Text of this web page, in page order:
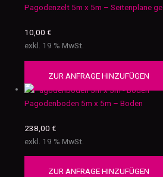
Pagodenzelt 5m x 5m – Seitenplane
10,00€
exkl. 19 % MwSt.
ZUR ANFRAGE HINZUFÜGEN
Pagodenboden 5m x 5m – Boden
238,00€
exkl. 19 % MwSt.
ZUR ANFRAGE HINZUFÜGEN